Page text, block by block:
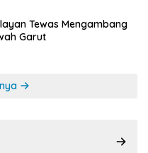
Tewas Mengambang
Garut